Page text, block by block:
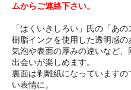
ムからご連絡下さい。
「はくいきしろい」氏の「あ
樹脂インクを使用した透明感の
気泡や表面の厚みの違いなど
出会いが楽しめます。
裏面は剥離紙になっています
い表情に。